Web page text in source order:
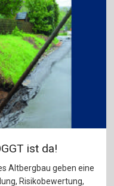
ist da!
Altbergbau geben eine
Risikobewertung,